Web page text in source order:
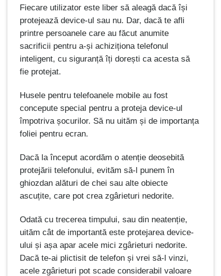
Fiecare utilizator este liber să aleagă dacă își
protejează device-ul sau nu. Dar, dacă te afli
printre persoanele care au făcut anumite
sacrificii pentru a-și achiziționa telefonul
inteligent, cu siguranță îți dorești ca acesta să
fie protejat.
Husele pentru telefoanele mobile au fost
concepute special pentru a proteja device-ul
împotriva șocurilor. Să nu uităm și de importanța
foliei pentru ecran.
Dacă la început acordăm o atenție deosebită
protejării telefonului, evităm să-l punem în
ghiozdan alături de chei sau alte obiecte
ascuțite, care pot crea zgârieturi nedorite.
Odată cu trecerea timpului, sau din neatenție,
uităm cât de importantă este protejarea device-
ului și așa apar acele mici zgârieturi nedorite.
Dacă te-ai plictisit de telefon și vrei să-l vinzi,
acele zgârieturi pot scade considerabil valoare